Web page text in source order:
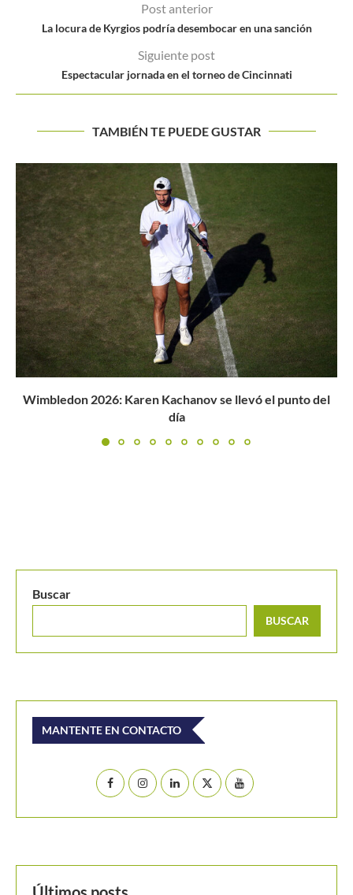
Post anterior
La locura de Kyrgios podría desembocar en una sanción
Siguiente post
Espectacular jornada en el torneo de Cincinnati
TAMBIÉN TE PUEDE GUSTAR
Valentina Mediorreal es la campeona del Sudamericano
Regional J300 Medellín...
Buscar
BUSCAR
MANTENTE EN CONTACTO